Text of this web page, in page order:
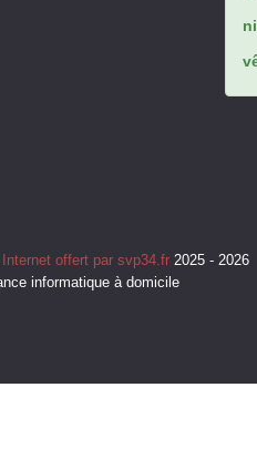
offert par svp34.fr 2025 - 2026
informatique à domicile